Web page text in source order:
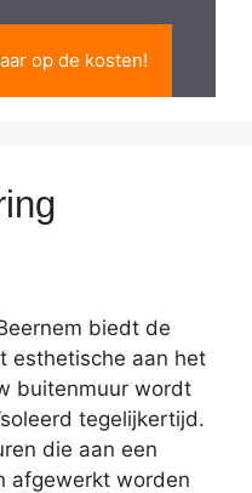
op de kosten!
biedt de
esthetische aan het
buitenmuur wordt
tegelijkertijd.
die aan een
afgewerkt worden